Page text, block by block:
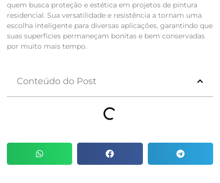
quem busca proteção e estética em projetos de pintura
residencial. Sua versatilidade e resistência a tornam uma
escolha inteligente para diversas aplicações, garantindo que
suas superfícies permaneçam bonitas e bem conservadas
por muito mais tempo.
Conteúdo do Post